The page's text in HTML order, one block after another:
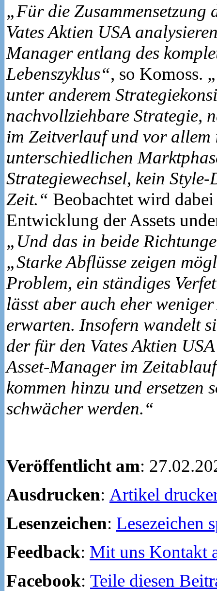
„Für die Zusammensetzung
Vates Aktien USA
Manager entlang des
Lebenszyklus“, so Komoss.
unter anderem
nachvollziehbare Strategie,
im Zeitverlauf und vor allem
unterschiedlichen
Strategiewechsel, kein
Zeit.“ Beobachtet wird
Entwicklung der Assets
„Und das in beide
„Starke Abflüsse zeigen
Problem, ein ständiges
lässt aber auch eher
erwarten. Insofern wandelt
der für den Vates Aktien
Asset-Manager im
kommen hinzu und ersetzen
schwächer werden.“
Veröffentlicht am:
Ausdrucken: Artikel
Lesenzeichen: Lesezeichen
Feedback: Mit uns Kontakt
Facebook: Teile diesen